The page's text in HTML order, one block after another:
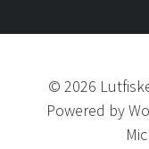
© 2026
Powered by